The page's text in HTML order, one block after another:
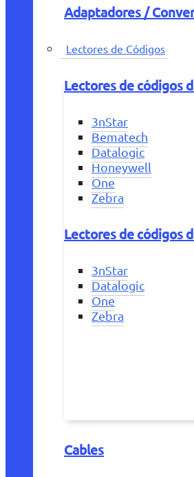
Adaptadores /
Lectores de Códigos
Lectores de códigos
3nStar
Bematech
Datalogic
Honeywell
One
Zebra
Lectores de códigos
3nStar
Datalogic
One
Zebra
Cables